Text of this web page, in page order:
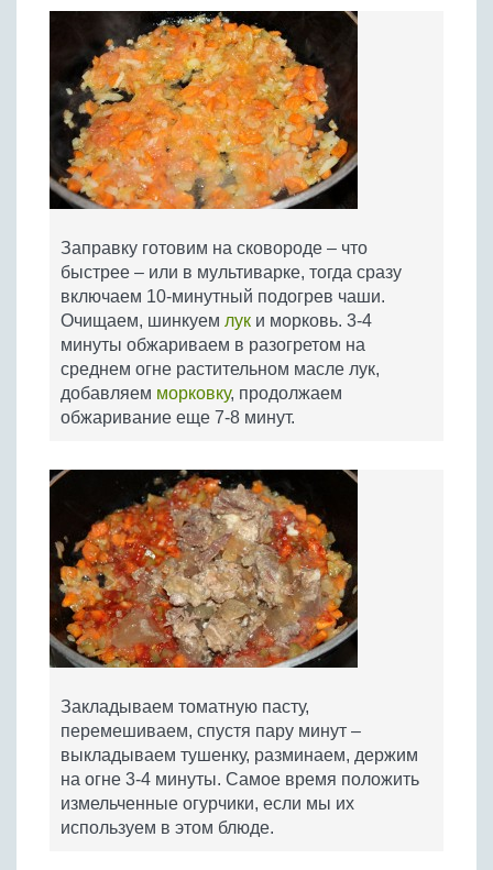
Заправку готовим на сковороде – что
быстрее – или в мультиварке, тогда сразу
включаем 10-минутный подогрев чаши.
Очищаем, шинкуем лук и морковь. 3-4
минуты обжариваем в разогретом на
среднем огне растительном масле лук,
добавляем морковку, продолжаем
обжаривание еще 7-8 минут.
Закладываем томатную пасту,
перемешиваем, спустя пару минут –
выкладываем тушенку, разминаем, держим
на огне 3-4 минуты. Самое время положить
измельченные огурчики, если мы их
используем в этом блюде.